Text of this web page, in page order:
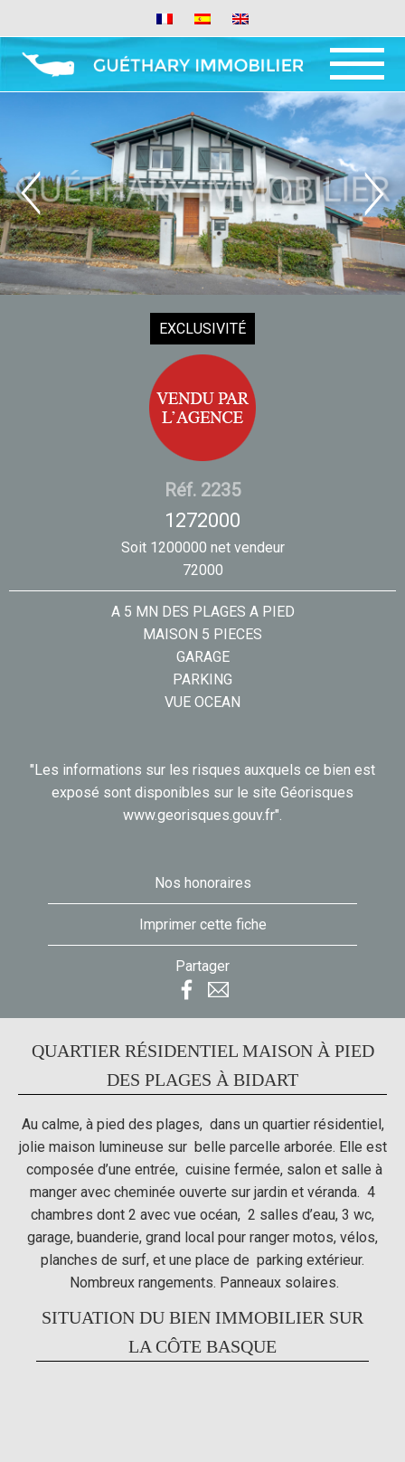
MENU ET
WIDGETS
QUARTIER RÉSIDENTIEL MAISON À PIED
DES PLAGES À BIDART
Au calme, à pied des plages, dans un quartier résidentiel,
jolie maison lumineuse sur belle parcelle arborée. Elle est
composée d’une entrée, cuisine fermée, salon et salle à
manger avec cheminée ouverte sur jardin et véranda. 4
chambres dont 2 avec vue océan, 2 salles d’eau, 3 wc,
garage, buanderie, grand local pour ranger motos, vélos,
planches de surf, et une place de parking extérieur.
Nombreux rangements. Panneaux solaires.
SITUATION DU BIEN IMMOBILIER SUR
LA CÔTE BASQUE
EXCLUSIVITÉ
Réf. 2235
1272000
Soit 1200000 net vendeur
72000
A 5 MN DES PLAGES A PIED
MAISON 5 PIECES
GARAGE
PARKING
VUE OCEAN
"Les informations sur les risques auxquels ce bien est
exposé sont disponibles sur le site Géorisques
www.georisques.gouv.fr".
Nos honoraires
Imprimer cette fiche
Partager